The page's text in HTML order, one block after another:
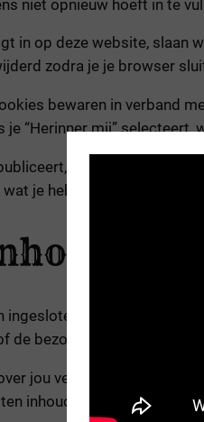
niet opnieuw hoeft in te
in op deze website,
zodra je je browser
bewaren in verband
je “Herinner mij”
wordt een
je hebt bewerkt. Deze
van
(embedded)
de bezoeker deze andere
jou verzamelen,
inhoud als je een account